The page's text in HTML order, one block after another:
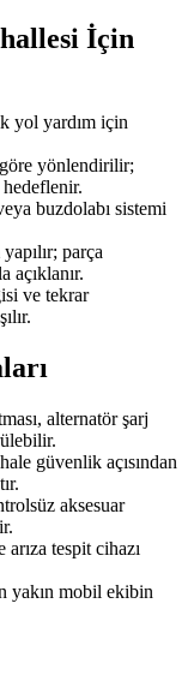
İçin
yol yardım için
yönlendirilir;
buzdolabı sistemi
parça
açıklanır.
ve tekrar
alternatör şarj
güvenlik açısından
aksesuar
tespit cihazı
yakın mobil ekibin